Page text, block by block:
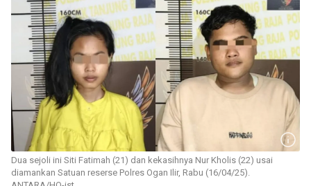
Dua sejoli ini Siti Fatimah (21) dan kekasihnya Nur Kholis (22) usai
diamankan Satuan reserse Polres Ogan Ilir, Rabu (16/04/25).